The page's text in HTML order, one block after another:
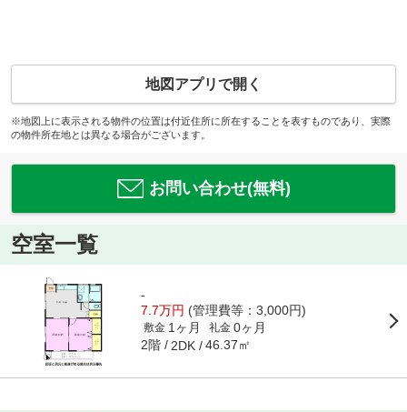
地図アプリで開く
※地図上に表示される物件の位置は付近住所に所在することを表すものであり、実際
の物件所在地とは異なる場合がございます。
お問い合わせ(無料)
空室一覧
-
7.7万円 (管理費等：3,000円)
敷金 1ヶ月 礼金 0ヶ月
2階 2DK 46.37㎡